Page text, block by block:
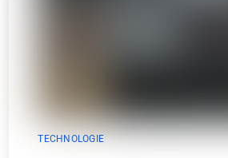
TECHNOLOGIE